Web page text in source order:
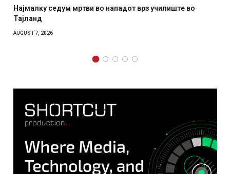
во нападот врз училиште во
СОЗИС: Украинците